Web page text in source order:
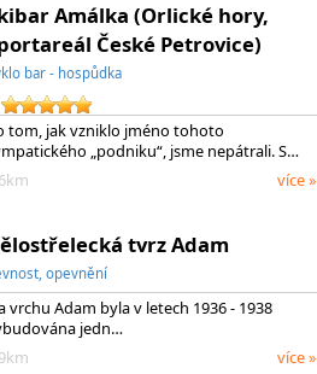
Amálka (Orlické hory,
České Petrovice)
bar - hospůdka
tom, jak vzniklo jméno tohoto
„podniku“, jsme nepátrali. S…
více »
tvrz Adam
opevnění
vrchu Adam byla v letech 1936 - 1938
jedn…
více »